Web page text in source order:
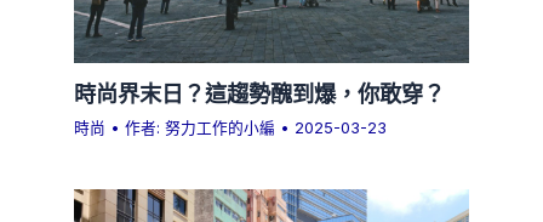
時尚界末日？這趨勢醜到爆，你敢穿？
時尚 • 作者:努力工作的小編 • 2025-03-23